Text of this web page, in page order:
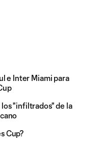
e Inter Miami para
"infiltrados" de la
Cup?